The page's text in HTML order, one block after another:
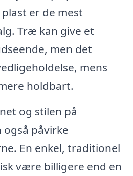
er de mest
Træ kan give et
men det
mens
holdbart.
og stilen på
påvirke
En enkel, traditionel
være billigere end en